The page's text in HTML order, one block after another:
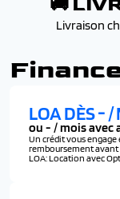
Livraison
LOA DÈS-/
ou - / mois avec
Un crédit vous
remboursement avant
LOA: Location avec